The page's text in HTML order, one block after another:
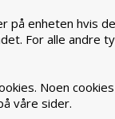
på enheten hvis
For alle andre
Noen
våre sider.